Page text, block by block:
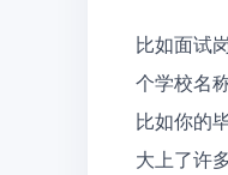
比如面试
个学校名
比如你的
大上了许